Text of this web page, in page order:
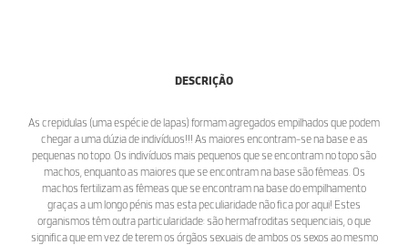
DESCRIÇÃO
As crepidulas (uma espécie de lapas) formam agregados empilhados que podem
chegar a uma dúzia de indivíduos!!! As maiores encontram-se na base e as
pequenas no topo. Os indivíduos mais pequenos que se encontram no topo são
machos, enquanto as maiores que se encontram na base são fêmeas. Os
machos fertilizam as fêmeas que se encontram na base do empilhamento
graças a um longo pénis mas esta peculiaridade não fica por aqui! Estes
organismos têm outra particularidade: são hermafroditas sequenciais, o que
significa que em vez de terem os órgãos sexuais de ambos os sexos ao mesmo